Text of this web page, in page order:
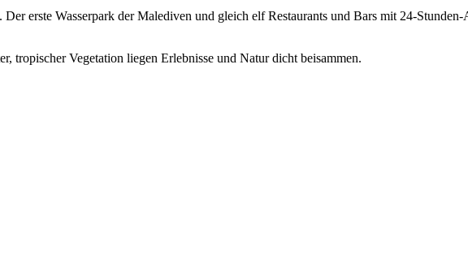
erste Wasserpark der Malediven und gleich elf Restaurants und Bars mit 24-
tropischer Vegetation liegen Erlebnisse und Natur dicht beisammen.